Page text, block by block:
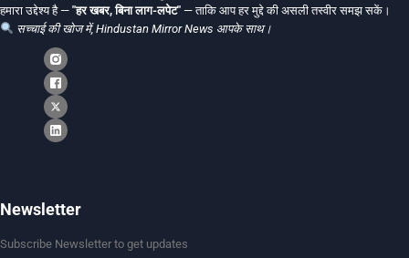
हमारा उद्देश्य है — "हर खबर, बिना लाग-लपेट" — ताकि आप हर मुद्दे की असली तस्वीर समझ सकें।
सच्चाई की खोज में, Hindustan Mirror News आपके साथ।
Newsletter
Subscribe Newsletter to get updates